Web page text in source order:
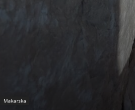
Makarska